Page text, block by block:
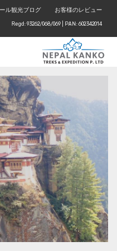
ル観光ブログ お客様のレビュー
Regd: 93262/068/069 | PAN: 602342014